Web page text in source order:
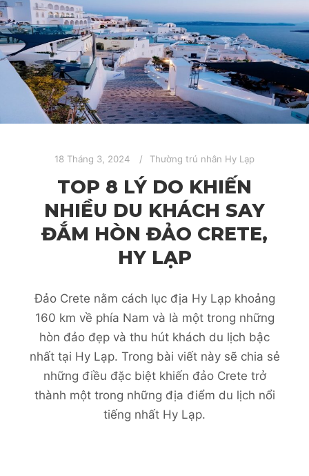
18 Tháng 3, 2024 Thường trú nhân Hy Lạp
TOP 8 LÝ DO KHIẾN
NHIỀU DU KHÁCH SAY
ĐẮM HÒN ĐẢO CRETE,
HY LẠP
Đảo Crete nằm cách lục địa Hy Lạp khoảng
160 km về phía Nam và là một trong những
hòn đảo đẹp và thu hút khách du lịch bậc
nhất tại Hy Lạp. Trong bài viết này sẽ chia sẻ
những điều đặc biệt khiến đảo Crete trở
thành một trong những địa điểm du lịch nổi
tiếng nhất Hy Lạp.